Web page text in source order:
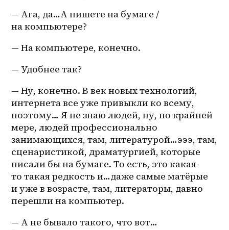
— Ага, да…А пишете на бумаге /
на компьютере?
— На компьютере, конечно.
— Удобнее так?
— Ну, конечно. В век новых технологий,
интернета все уже привыкли ко всему,
поэтому… Я не знаю людей, ну, по крайней
мере, людей профессионально
занимающихся, там, литературой…эээ, там,
сценаристикой, драматургией, которые
писали бы на бумаге. То есть, это какая-
то такая редкость и…даже самые матёрые
и уже в возрасте, там, литераторы, давно
перешли на компьютер.
— А не бывало такого, что вот…